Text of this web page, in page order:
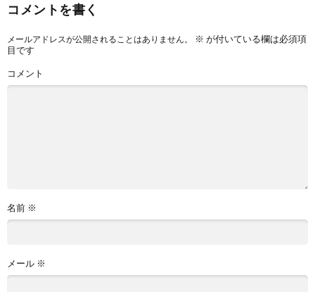
コメントを書く
メールアドレスが公開されることはありません。 ※ が付いている欄は必須項
目です
コメント
名前 ※
メール ※